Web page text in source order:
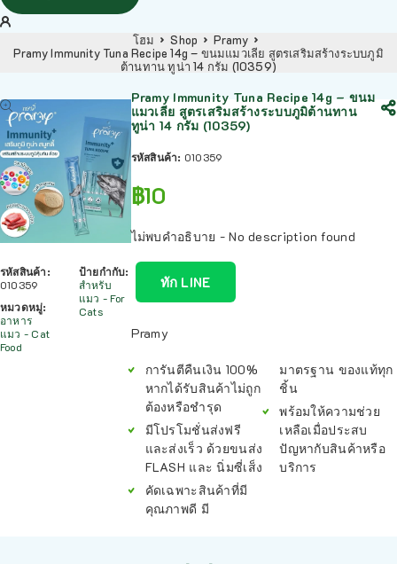
โฮม Shop
Pramy
Pramy Immunity Tuna Recipe 14g – ขนมแมวเลีย สูตรเสริมสร้างระบบภูมิ
ต้านทาน ทูน่า 14 กรัม (10359)
รหัสสินค้า:
010359
หมวดหมู่:
อาหาร
แมว - Cat
Food
ป้ายกำกับ:
สำหรับ
แมว - For
Cats
Pramy Immunity Tuna Recipe 14g – ขนม
แมวเลีย สูตรเสริมสร้างระบบภูมิต้านทาน
ทูน่า 14 กรัม (10359)
รหัสสินค้า: 010359
฿10
ไม่พบคำอธิบาย - No description found
ทัก LINE
Pramy
การันตีคืนเงิน 100%
หากได้รับสินค้าไม่ถูก
ต้องหรือชำรุด
มีโปรโมชั่นส่งฟรี
และส่งเร็ว ด้วยขนส่ง
FLASH และ นิ่มซี่เส็ง
คัดเฉพาะสินค้าที่มี
คุณภาพดี มี
มาตรฐาน ของแท้ทุก
ชิ้น
พร้อมให้ความช่วย
เหลือเมื่อประสบ
ปัญหากับสินค้าหรือ
บริการ